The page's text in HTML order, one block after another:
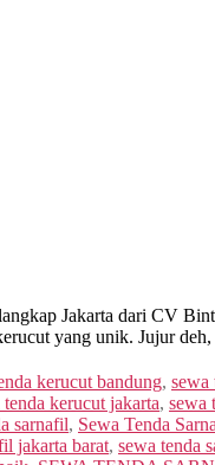
Jakarta dari CV
yang unik. Jujur
kerucut bandung, sewa
tenda kerucut jakarta, sewa
sarnafil, Sewa Tenda
jakarta barat, sewa tenda